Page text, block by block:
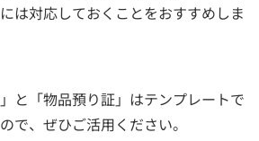
は対応しておくことをおすすめしま
と「物品預り証」はテンプレートで
で、ぜひご活用ください。